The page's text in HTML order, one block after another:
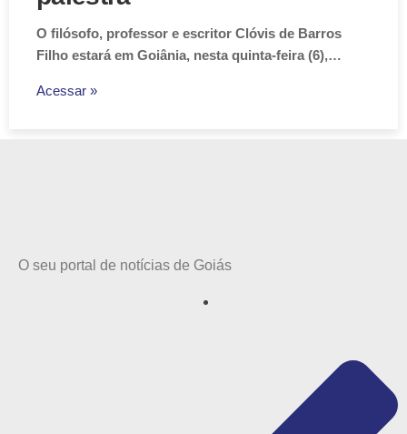
O filósofo, professor e escritor Clóvis de Barros
Filho estará em Goiânia, nesta quinta-feira (6),…
Acessar »
O seu portal de notícias de Goiás